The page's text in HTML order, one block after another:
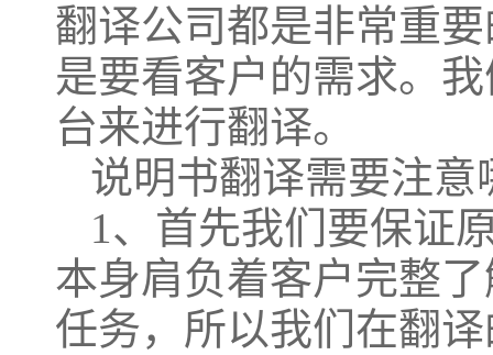
翻译公司都是非常重
是要看客户的需求。
台来进行翻译。
说明书翻译需要注意
1、首先我们要保证
本身肩负着客户完整
任务，所以我们在翻